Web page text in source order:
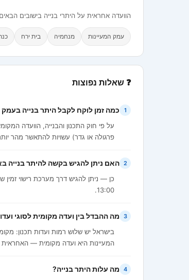
הוועדה אחראית על היתרי בנייה בישובים
עמק המעיינות מנחמיה בית ירח
❓ שאלות נפוצות
1 כמה זמן לוקח לקבל היתר בנייה בעמק
פרגולה או גדר) עשויות להתאשר מהר
2 האם ניתן להגיש בקשה להיתר בנייה
13:00.
3 מה ההבדל בין ועדה מקומית לסוגי
בישראל יש שלוש רמות ועדות תכנון:
המעיינות היא ועדה מקומית —
4 מה עלות היתר בנייה?